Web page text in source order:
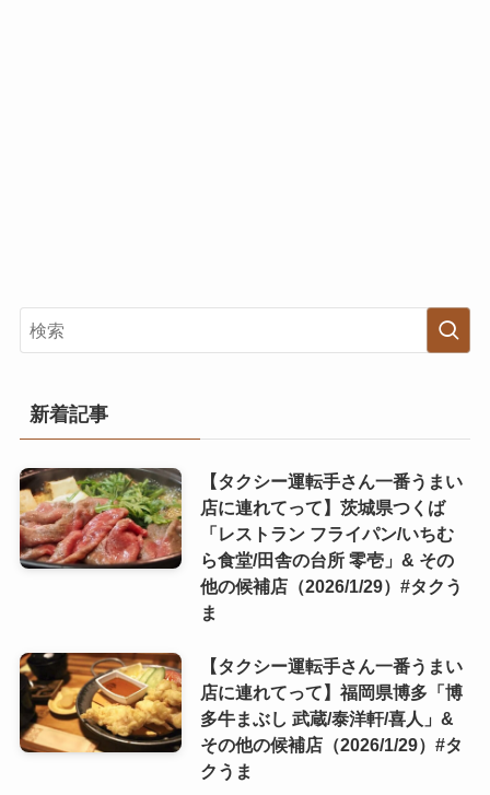
新着記事
【タクシー運転手さん一番うまい
店に連れてって】茨城県つくば
「レストラン フライパン/いちむ
ら食堂/田舎の台所 零壱」& その
他の候補店（2026/1/29）#タクう
ま
【タクシー運転手さん一番うまい
店に連れてって】福岡県博多「博
多牛まぶし 武蔵/泰洋軒/喜人」&
その他の候補店（2026/1/29）#タ
クうま